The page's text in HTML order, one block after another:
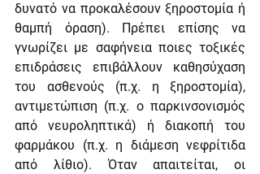
δυνατό να προκαλέσουν ξηροστομία ή
θαμπή όραση). Πρέπει επίσης να
γνωρίζει με σαφήνεια ποιες τοξικές
επιδράσεις επιβάλλουν καθησύχαση
του ασθενούς (π.χ. η ξηροστομία),
αντιμετώπιση (π.χ. ο παρκινσονισμός
από νευροληπτικά) ή διακοπή του
φαρμάκου (π.χ. η διάμεση νεφρίτιδα
από λίθιο). Όταν απαιτείται, οι